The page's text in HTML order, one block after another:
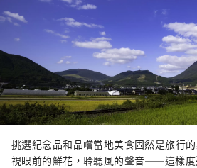
挑選紀念品和品嚐當地美食固然是旅行
視眼前的鮮花，聆聽風的聲音——這樣